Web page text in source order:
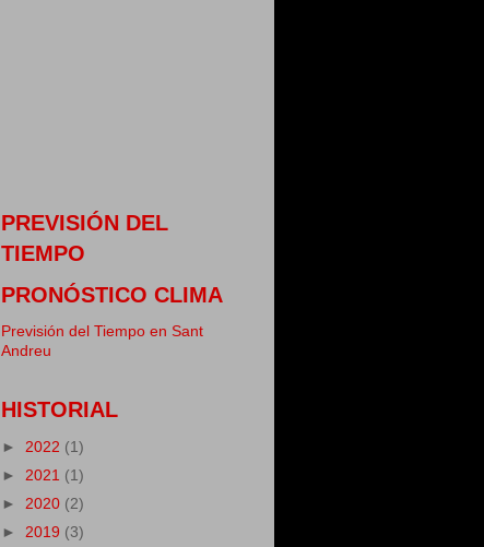
PREVISIÓN DEL
TIEMPO
PRONÓSTICO CLIMA
Previsión del Tiempo en Sant
Andreu
HISTORIAL
► 2022 (1)
► 2021 (1)
► 2020 (2)
► 2019 (3)